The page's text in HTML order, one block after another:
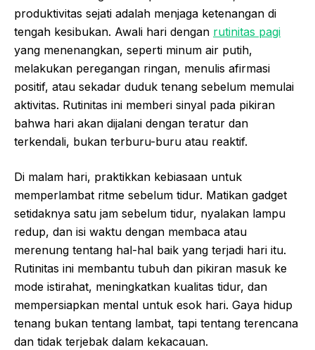
produktivitas sejati adalah menjaga ketenangan di
tengah kesibukan. Awali hari dengan rutinitas pagi
yang menenangkan, seperti minum air putih,
melakukan peregangan ringan, menulis afirmasi
positif, atau sekadar duduk tenang sebelum memulai
aktivitas. Rutinitas ini memberi sinyal pada pikiran
bahwa hari akan dijalani dengan teratur dan
terkendali, bukan terburu-buru atau reaktif.
Di malam hari, praktikkan kebiasaan untuk
memperlambat ritme sebelum tidur. Matikan gadget
setidaknya satu jam sebelum tidur, nyalakan lampu
redup, dan isi waktu dengan membaca atau
merenung tentang hal-hal baik yang terjadi hari itu.
Rutinitas ini membantu tubuh dan pikiran masuk ke
mode istirahat, meningkatkan kualitas tidur, dan
mempersiapkan mental untuk esok hari. Gaya hidup
tenang bukan tentang lambat, tapi tentang terencana
dan tidak terjebak dalam kekacauan.